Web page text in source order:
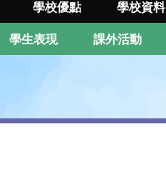
學校優點 學校資料
學生表現 課外活動